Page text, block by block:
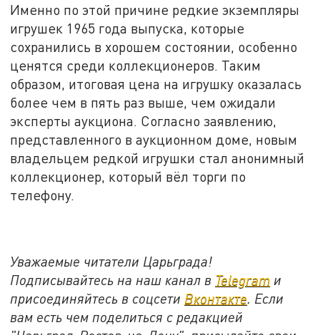
Именно по этой причине редкие экземпляры
игрушек 1965 года выпуска, которые
сохранились в хорошем состоянии, особенно
ценятся среди коллекционеров. Таким
образом, итоговая цена на игрушку оказалась
более чем в пять раз выше, чем ожидали
эксперты аукциона. Согласно заявлению,
представленного в аукционном доме, новым
владельцем редкой игрушки стал анонимный
коллекционер, который вёл торги по
телефону.
Уважаемые читатели Царьграда!
Подписывайтесь на наш канал в Telegram и
присоединяйтесь в соцсети Вконтакте . Если
вам есть чем поделиться с редакцией